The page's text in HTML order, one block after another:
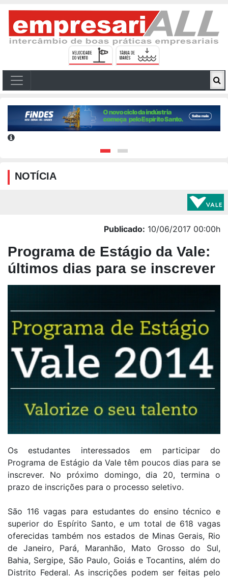
NOTÍCIA
Publicado: 10/06/2017 00:00h
Programa de Estágio da Vale:
últimos dias para se inscrever
Os estudantes interessados em participar do
Programa de Estágio da Vale têm poucos dias para se
inscrever. No próximo domingo, dia 20, termina o
prazo de inscrições para o processo seletivo.
São 116 vagas para estudantes do ensino técnico e
superior do Espírito Santo, e um total de 618 vagas
oferecidas também nos estados de Minas Gerais, Rio
de Janeiro, Pará, Maranhão, Mato Grosso do Sul,
Bahia, Sergipe, São Paulo, Goiás e Tocantins, além do
Distrito Federal. As inscrições podem ser feitas pelo